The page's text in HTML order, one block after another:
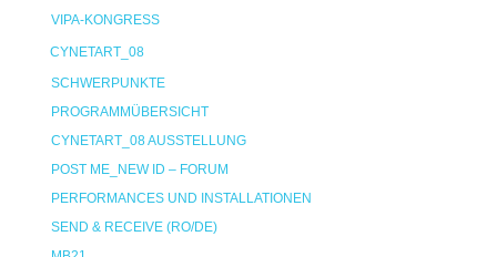
VIPA-KONGRESS
CYNETART_08
SCHWERPUNKTE
PROGRAMMÜBERSICHT
CYNETART_08 AUSSTELLUNG
POST ME_NEW ID – FORUM
PERFORMANCES UND INSTALLATIONEN
SEND & RECEIVE (RO/DE)